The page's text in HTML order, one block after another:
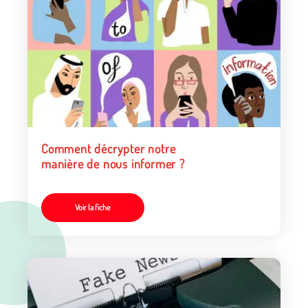
Comment décrypter notre
manière de nous informer ?
Voir la fiche